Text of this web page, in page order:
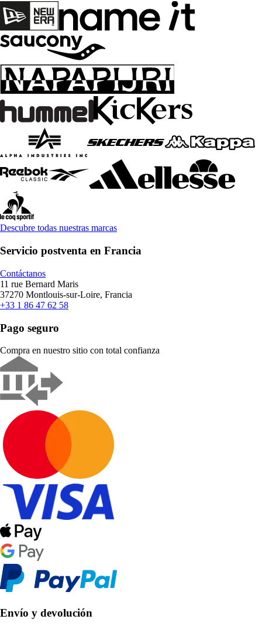
Descubre todas nuestras marcas
Servicio postventa en Francia
Contáctanos
11 rue Bernard Maris
37270 Montlouis-sur-Loire, Francia
+33 1 86 47 62 58
Pago seguro
Compra en nuestro sitio con total confianza
Envío y devolución